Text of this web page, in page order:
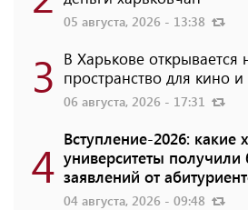
05 августа, 2026 - 13:38
3 В Харькове открывается
пространство для кино
06 августа, 2026 - 17:31
4 Вступление-2026: какие
университеты получили
заявлений от
04 августа, 2026 - 09:48